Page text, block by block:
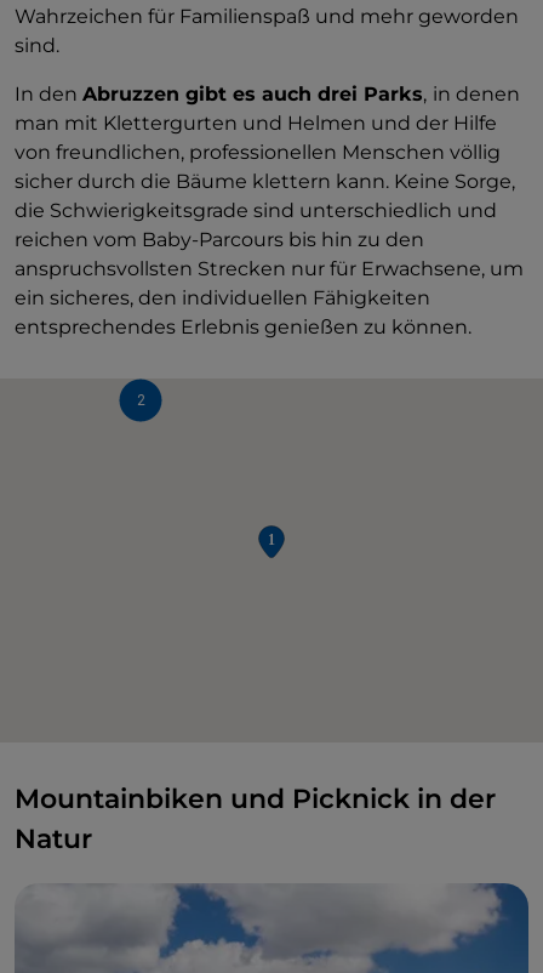
Wahrzeichen für Familienspaß und mehr geworden
sind.
In den Abruzzen gibt es auch drei Parks, in denen
man mit Klettergurten und Helmen und der Hilfe
von freundlichen, professionellen Menschen völlig
sicher durch die Bäume klettern kann. Keine Sorge,
die Schwierigkeitsgrade sind unterschiedlich und
reichen vom Baby-Parcours bis hin zu den
anspruchsvollsten Strecken nur für Erwachsene, um
ein sicheres, den individuellen Fähigkeiten
entsprechendes Erlebnis genießen zu können.
2
Mountainbiken und Picknick in der
Natur